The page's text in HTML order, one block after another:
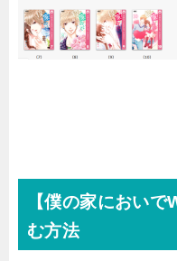
【僕の家におい
む方法